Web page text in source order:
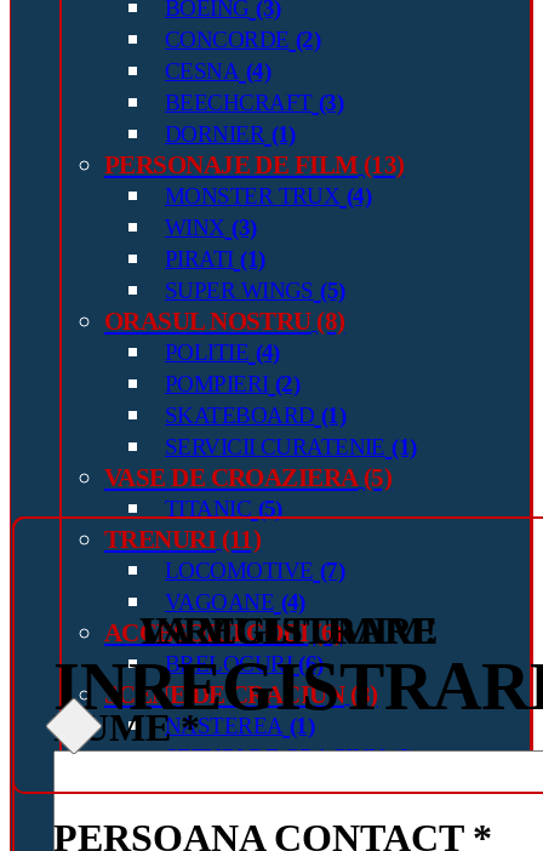
BOEING (3)
CONCORDE (2)
CESNA (4)
BEECHCRAFT (3)
DORNIER (1)
PERSONAJE DE FILM (13)
MONSTER TRUX (4)
WINX (3)
PIRATI (1)
SUPER WINGS (5)
ORASUL NOSTRU (8)
POLITIE (4)
POMPIERI (2)
SKATEBOARD (1)
SERVICII CURATENIE (1)
VASE DE CROAZIERA (5)
TITANIC (5)
TRENURI (11)
LOCOMOTIVE (7)
VAGOANE (4)
ACCESORII COBI (6)
BRELOCURI (6)
SCENE DE CRACIUN (8)
NASTEREA (1)
SETURI DE CRACIUN (6)
SARBATORI DE PASTE (1)
IMPERII (22)
INREGISTRARE
NUME *
PERSOANA CONTACT *
VA MULTUMIM!